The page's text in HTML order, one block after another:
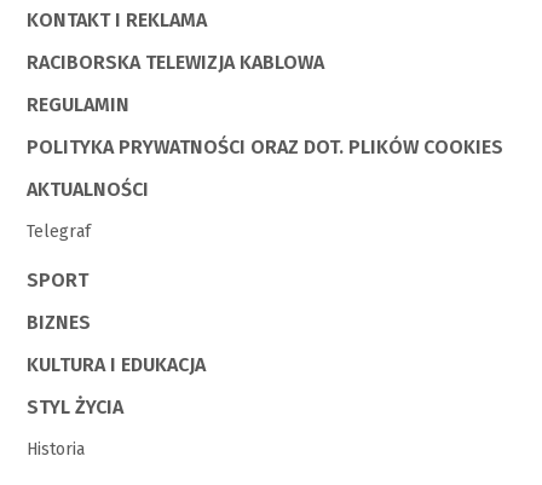
KONTAKT I REKLAMA
RACIBORSKA TELEWIZJA KABLOWA
REGULAMIN
POLITYKA PRYWATNOŚCI ORAZ DOT. PLIKÓW COOKIES
AKTUALNOŚCI
Telegraf
SPORT
BIZNES
KULTURA I EDUKACJA
STYL ŻYCIA
Historia